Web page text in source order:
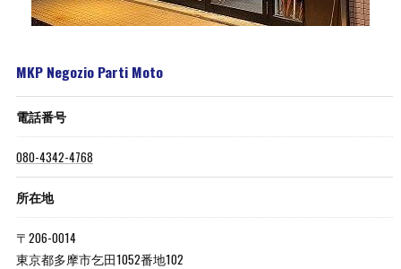
MKP Negozio Parti Moto
電話番号
080-4342-4768
所在地
〒206-0014
東京都多摩市乞田1052番地102